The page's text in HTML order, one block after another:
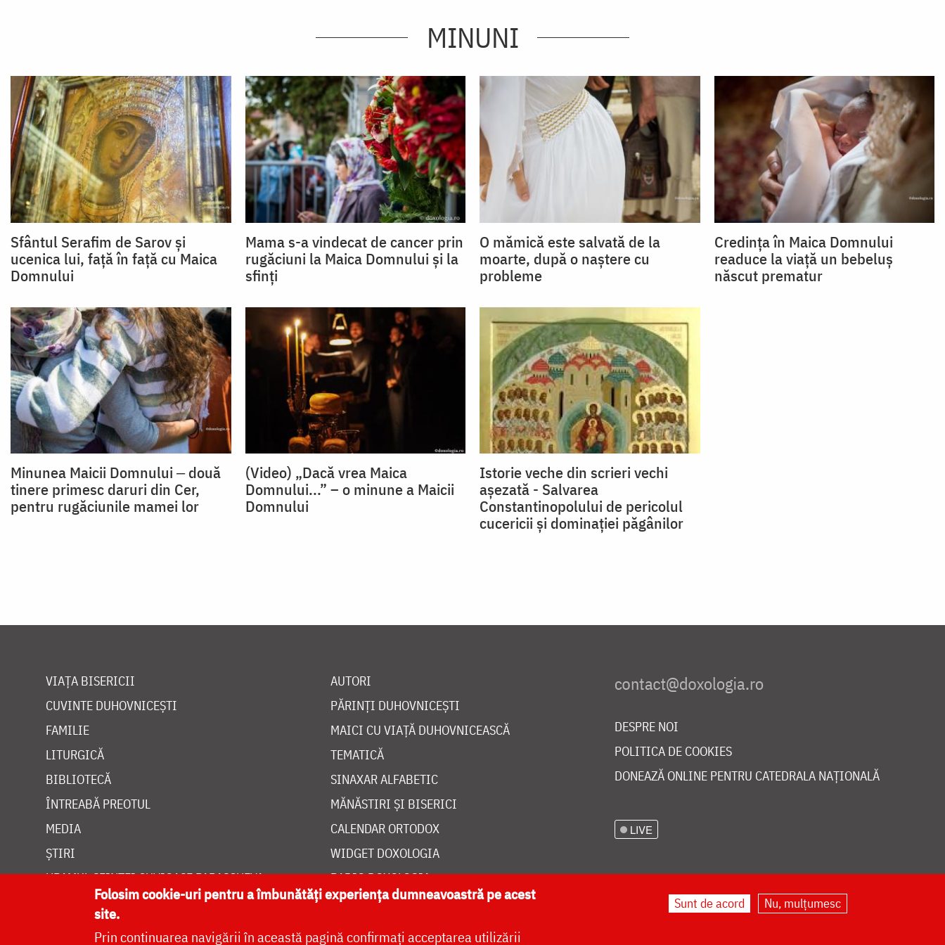
MINUNI
Sfântul Serafim de Sarov și
ucenica lui, față în față cu Maica
Domnului
Mama s-a vindecat de cancer prin
rugăciuni la Maica Domnului și la
sfinți
O mămică este salvată de la
moarte, după o naștere cu
probleme
Credința în Maica Domnului
readuce la viață un bebeluș
născut prematur
Minunea Maicii Domnului ‒ două
tinere primesc daruri din Cer,
pentru rugăciunile mamei lor
(Video) „Dacă vrea Maica
Domnului...” – o minune a Maicii
Domnului
Istorie veche din scrieri vechi
aşezată - Salvarea
Constantinopolului de pericolul
cucericii şi dominaţiei păgânilor
VIAȚA BISERICII
CUVINTE DUHOVNICEȘTI
FAMILIE
LITURGICĂ
BIBLIOTECĂ
ÎNTREABĂ PREOTUL
MEDIA
ȘTIRI
HRAMUL SFINTEI CUVIOASE PARASCHEVA
AUTORI
PĂRINȚI DUHOVNICEȘTI
MAICI CU VIAȚĂ DUHOVNICEASCĂ
TEMATICĂ
SINAXAR ALFABETIC
MĂNĂSTIRI ȘI BISERICI
CALENDAR ORTODOX
WIDGET DOXOLOGIA
RADIO DOXOLOGIA
DESPRE NOI
POLITICA DE COOKIES
DONEAZĂ ONLINE PENTRU CATEDRALA NAȚIONALĂ
LIVE
Folosim cookie-uri pentru a îmbunătăți experiența dumneavoastră pe acest
site.
Prin continuarea navigării în această pagină confirmați acceptarea utilizării
Sunt de acord Nu, mulțumesc